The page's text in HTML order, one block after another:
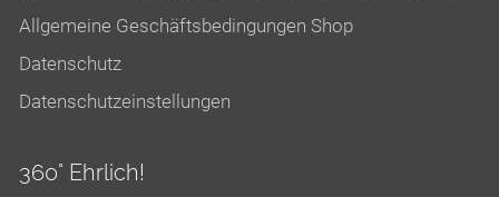
Allgemeine Geschäftsbedingungen Shop
Datenschutz
Datenschutzeinstellungen
360° Ehrlich!